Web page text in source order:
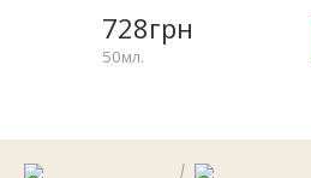
728грн
50мл.